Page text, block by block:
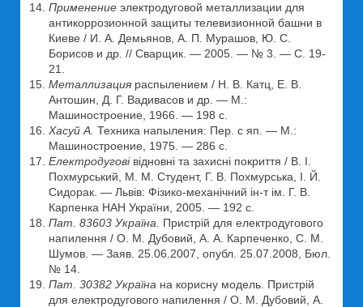
Применение электродуговой металлизации для
антикоррозионной защиты телевизионной башни в
Киеве / И. А. Демьянов, А. П. Мурашов, Ю. С.
Борисов и др. // Сварщик. — 2005. — № 3. — С. 19-
21.
Металлизация распылением / Н. В. Катц, Е. В.
Антошин, Д. Г. Вадивасов и др. — М.:
Машиностроение, 1966. — 198 с.
Хасуй А. Техника напыления: Пер. с яп. — М.:
Машиностроение, 1975. — 286 с.
Електродуговівідновні та захисні покриття / В. I.
Похмурський, М. М. Студент, Г. В. Похмурська, I. Й.
Сидорак. — Львів: Фізико-механічний ін-т ім. Г. В.
Карпенка НАН України, 2005. — 192 с.
Пат. 83603 Україна . Пристрій для електродугового
напилення / О. М. Дубовий, А. А. Карпеченко, С. М.
Шумов. — Заяв. 25.06.2007, опубл. 25.07.2008, Бюл.
№ 14.
Пат. 30382 Україна на корисну модель. Пристрій
для електродугового напилення / О. М. Дубовий, А.